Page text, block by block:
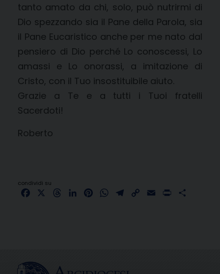
tanto amato da chi, solo, può nutrirmi di
Dio spezzando sia il Pane della Parola, sia
il Pane Eucaristico anche per me nato dal
pensiero di Dio perché Lo conoscessi, Lo
amassi e Lo onorassi, a imitazione di
Cristo, con il Tuo insostituibile aiuto.
Grazie a Te e a tutti i Tuoi fratelli
Sacerdoti!
Roberto
condividi su
FacebookThreadsLinkedInPinterestWhatsApp
Telegram
Copy Email Print